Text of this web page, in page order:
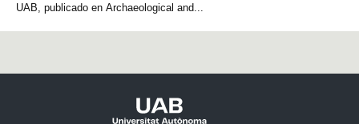
UAB, publicado en Archaeological and...